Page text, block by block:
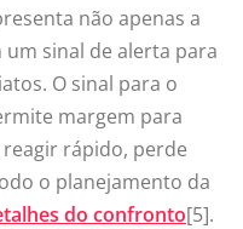
não apenas a
sinal de alerta para
O sinal para o
margem para
rápido, perde
o planejamento da
do confronto[5].